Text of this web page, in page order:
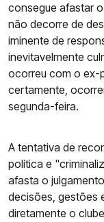
consegue afastar
não decorre de
iminente de
inevitavelmente
ocorreu com o ex-
certamente,
segunda-feira.
A tentativa de
política e
afasta o
decisões, gestões
diretamente o